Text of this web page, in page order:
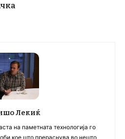
Лекиќ
на паметната технологија го
кое што прераснува во нешто